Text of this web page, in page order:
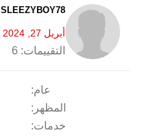
SLEEZYBOY78
أبريل 27, 2024
التقييمات: 6
عام:
المظهر:
خدمات: